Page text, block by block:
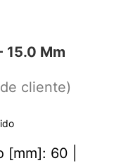
15.0 Mm
cliente)
[mm]: 60 |